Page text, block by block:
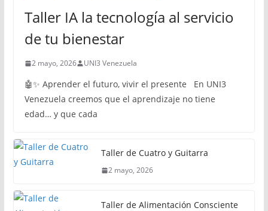
Taller IA la tecnología al servicio
de tu bienestar
2 mayo, 2026 UNI3 Venezuela
🤖✨ Aprender el futuro, vivir el presente En UNI3
Venezuela creemos que el aprendizaje no tiene
edad… y que cada
Taller de Cuatro y Guitarra
2 mayo, 2026
Taller de Alimentación Consciente